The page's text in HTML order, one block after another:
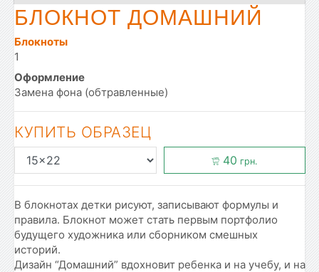
БЛОКНОТ ДОМАШНИЙ
Блокноты
1
Оформление
Замена фона (обтравленные)
КУПИТЬ ОБРАЗЕЦ
40 грн.
В блокнотах детки рисуют, записывают формулы и
правила. Блокнот может стать первым портфолио
будущего художника или сборником смешных
историй.
Дизайн “Домашний” вдохновит ребенка и на учебу, и на